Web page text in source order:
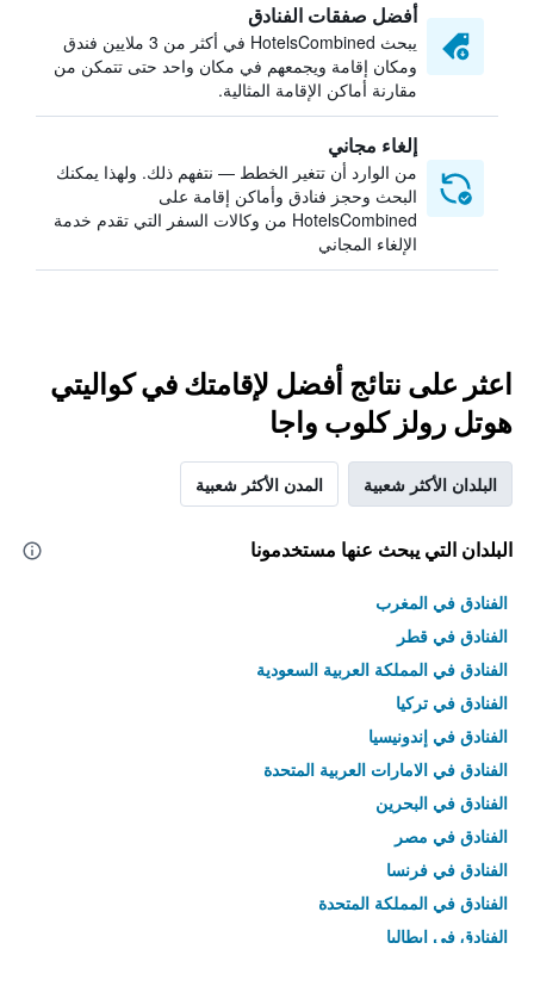
أفضل صفقات الفنادق
يبحث HotelsCombined في أكثر من 3 ملايين فندق
ومكان إقامة ويجمعهم في مكان واحد حتى تتمكن من
مقارنة أماكن الإقامة المثالية.
إلغاء مجاني
من الوارد أن تتغير الخطط — نتفهم ذلك. ولهذا يمكنك
البحث وحجز فنادق وأماكن إقامة على
HotelsCombined من وكالات السفر التي تقدم خدمة
الإلغاء المجاني
اعثر على نتائج أفضل لإقامتك في كواليتي
هوتل رولز كلوب واجا
البلدان الأكثر شعبية المدن الأكثر شعبية
البلدان التي يبحث عنها مستخدمونا
الفنادق في المغرب
الفنادق في قطر
الفنادق في المملكة العربية السعودية
الفنادق في تركيا
الفنادق في إندونيسيا
الفنادق في الامارات العربية المتحدة
الفنادق في البحرين
الفنادق في مصر
الفنادق في فرنسا
الفنادق في المملكة المتحدة
الفنادق في إيطاليا